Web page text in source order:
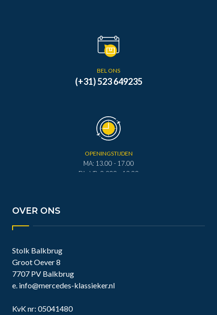
BEL ONS
(+31) 523 649235
OPENINGSTIJDEN
MA: 13.00 - 17.00
DI - VR: 0.900 - 12.00
OVER ONS
Stolk Balkbrug
Groot Oever 8
7707 PV Balkbrug
e. info@mercedes-klassieker.nl
KvK nr: 05041480